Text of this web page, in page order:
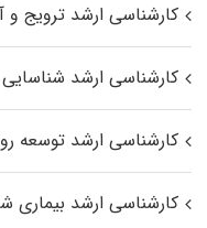
کارشناسی ارشد ترویج
کارشناسی ارشد شناسایی
کارشناسی ارشد توسعه
کارشناسی ارشد بیماری‌